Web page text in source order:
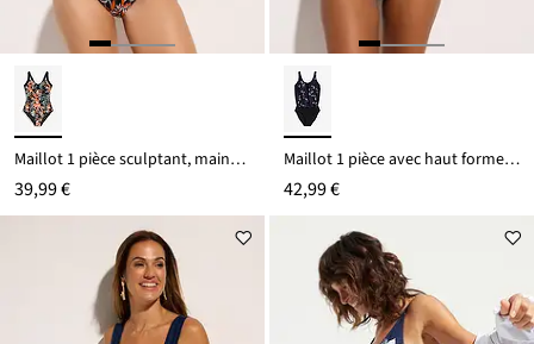
Maillot 1 pièce sculptant, maintien modéré
39,99 €
Maillot 1 pièce avec haut forme ballon
42,99 €